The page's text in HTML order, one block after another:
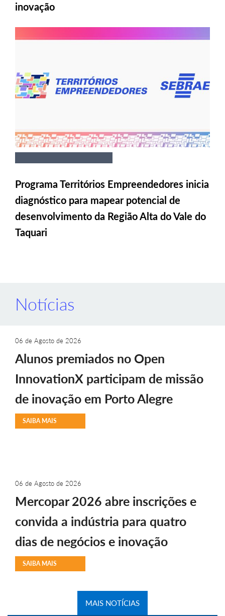
inovação
Programa Territórios Empreendedores inicia
diagnóstico para mapear potencial de
desenvolvimento da Região Alta do Vale do
Taquari
Notícias
06 de Agosto de 2026
Alunos premiados no Open
InnovationX participam de missão
de inovação em Porto Alegre
SAIBA MAIS
06 de Agosto de 2026
Mercopar 2026 abre inscrições e
convida a indústria para quatro
dias de negócios e inovação
SAIBA MAIS
MAIS NOTÍCIAS